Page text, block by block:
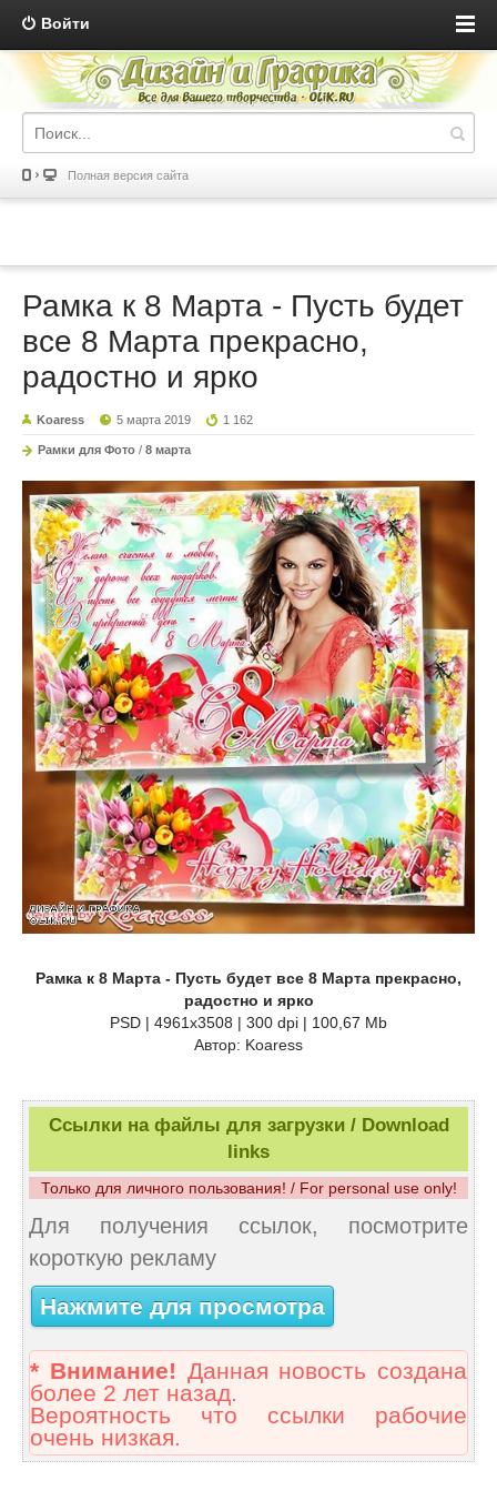
Войти
Полная версия сайта
Рамка к 8 Марта - Пусть будет
все 8 Марта прекрасно,
радостно и ярко
Koaress 5 марта 2019 1 162
Рамки для Фото / 8 марта
Рамка к 8 Марта - Пусть будет все 8 Марта прекрасно,
радостно и ярко
PSD | 4961x3508 | 300 dpi | 100,67 Mb
Автор: Koaress
Ссылки на файлы для загрузки / Download
links
Только для личного пользования! / For personal use only!
Для получения ссылок, посмотрите
короткую рекламу
Нажмите для просмотра
* Внимание! Данная новость создана
более 2 лет назад.
Вероятность что ссылки рабочие
очень низкая.